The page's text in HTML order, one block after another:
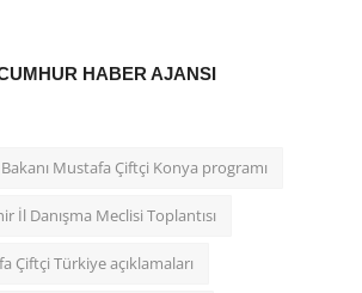
HABER AJANSI
Mustafa Çiftçi Konya programı
İl Danışma Meclisi Toplantısı
Çiftçi Türkiye açıklamaları